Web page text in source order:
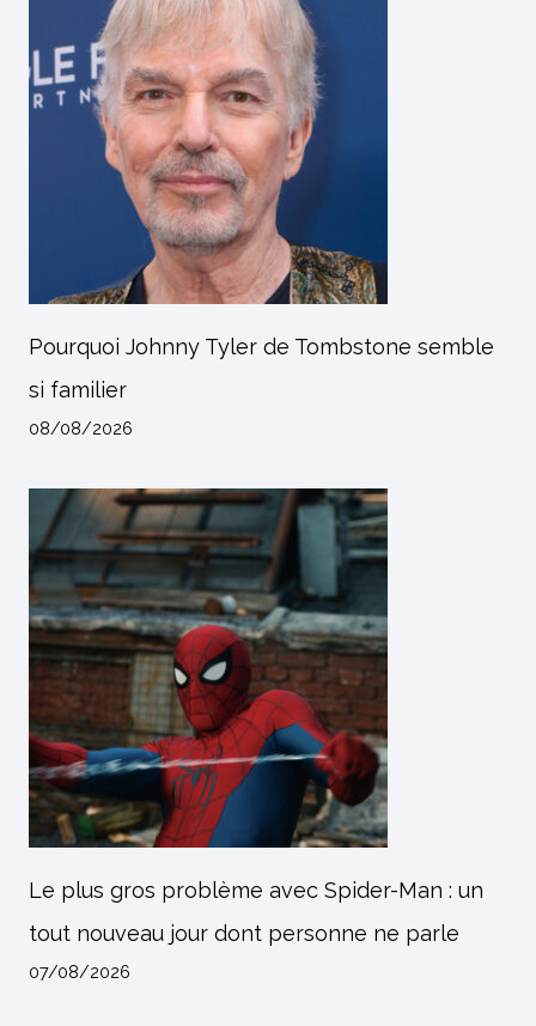
Pourquoi Johnny Tyler de Tombstone semble
si familier
08/08/2026
Le plus gros problème avec Spider-Man : un
tout nouveau jour dont personne ne parle
07/08/2026